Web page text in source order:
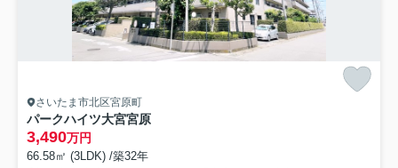
さいたま市北区宮原町
パークハイツ大宮宮原
3,490万円
66.58㎡ (3LDK) /築32年